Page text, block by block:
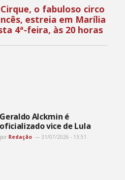
o fabuloso circo
estreia em Marília
4ª-feira, às 20 horas
Geraldo Alckmin é
oficializado vice de Lula
por Redação 31/07/2026 - 13:51